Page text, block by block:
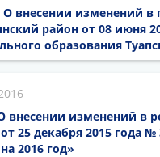
О внесении изменений
район от 08 июня
образования
внесении изменений в
25 декабря 2015 года
2016 год»